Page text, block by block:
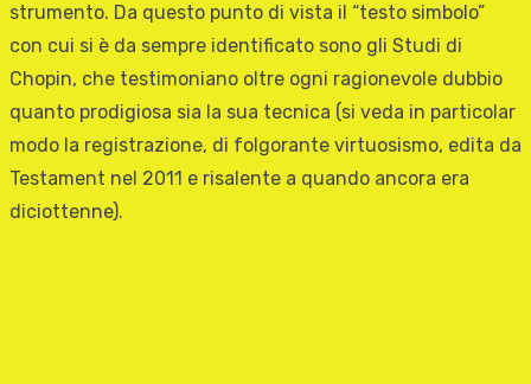
strumento. Da questo punto di vista il “testo simbolo”
con cui si è da sempre identificato sono gli Studi di
Chopin, che testimoniano oltre ogni ragionevole dubbio
quanto prodigiosa sia la sua tecnica (si veda in particolar
modo la registrazione, di folgorante virtuosismo, edita da
Testament nel 2011 e risalente a quando ancora era
diciottenne).